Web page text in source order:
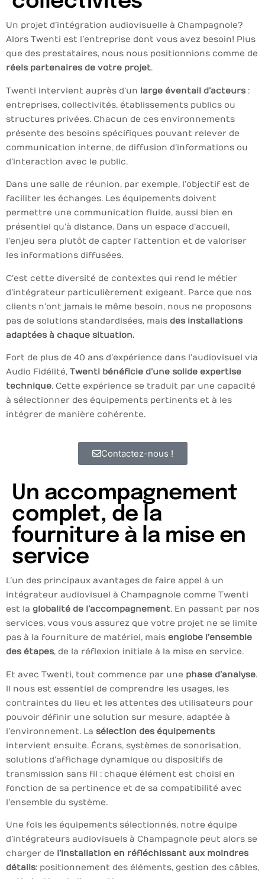
Un projet d’intégration audiovisuelle à Champagnole ?
Alors Twenti est l’entreprise dont vous avez besoin ! Plus
que des prestataires, nous nous positionnions comme de
réels partenaires de votre projet.
Twenti intervient auprès d’un large éventail d’acteurs :
entreprises, collectivités, établissements publics ou
structures privées. Chacun de ces environnements
présente des besoins spécifiques pouvant relever de
communication interne, de diffusion d’informations ou
d’interaction avec le public.
Dans une salle de réunion, par exemple, l’objectif est de
faciliter les échanges. Les équipements doivent
permettre une communication fluide, aussi bien en
présentiel qu’à distance. Dans un espace d’accueil,
l’enjeu sera plutôt de capter l’attention et de valoriser
les informations diffusées.
C’est cette diversité de contextes qui rend le métier
d’intégrateur particulièrement exigeant. Parce que nos
clients n’ont jamais le même besoin, nous ne proposons
pas de solutions standardisées, mais des installations
adaptées à chaque situation.
Fort de plus de 40 ans d’expérience dans l’audiovisuel via
Audio Fidélité, Twenti bénéficie d’une solide expertise
technique. Cette expérience se traduit par une capacité
à sélectionner des équipements pertinents et à les
intégrer de manière cohérente.
Contactez-nous !
Un accompagnement
complet, de la
fourniture à la mise en
service
L’un des principaux avantages de faire appel à un
intégrateur audiovisuel à Champagnole comme Twenti
est la globalité de l’accompagnement. En passant par nos
services, vous vous assurez que votre projet ne se limite
pas à la fourniture de matériel, mais englobe l’ensemble
des étapes, de la réflexion initiale à la mise en service.
Et avec Twenti, tout commence par une phase d’analyse.
Il nous est essentiel de comprendre les usages, les
contraintes du lieu et les attentes des utilisateurs pour
pouvoir définir une solution sur mesure, adaptée à
l’environnement. La sélection des équipements
intervient ensuite. Écrans, systèmes de sonorisation,
solutions d’affichage dynamique ou dispositifs de
transmission sans fil : chaque élément est choisi en
fonction de sa pertinence et de sa compatibilité avec
l’ensemble du système.
Une fois les équipements sélectionnés, notre équipe
d’intégrateurs audiovisuels à Champagnole peut alors se
charger de l’installation en réfléchissant aux moindres
détails: positionnement des éléments, gestion des câbles,